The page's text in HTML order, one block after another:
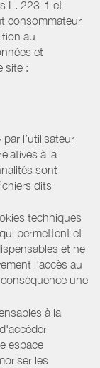
L. 223-1 et
consommateur
au
et
site :
l’utilisateur
à la
sont
dits
techniques
permettent et
et ne
l’accès au
une
à la
espace
les